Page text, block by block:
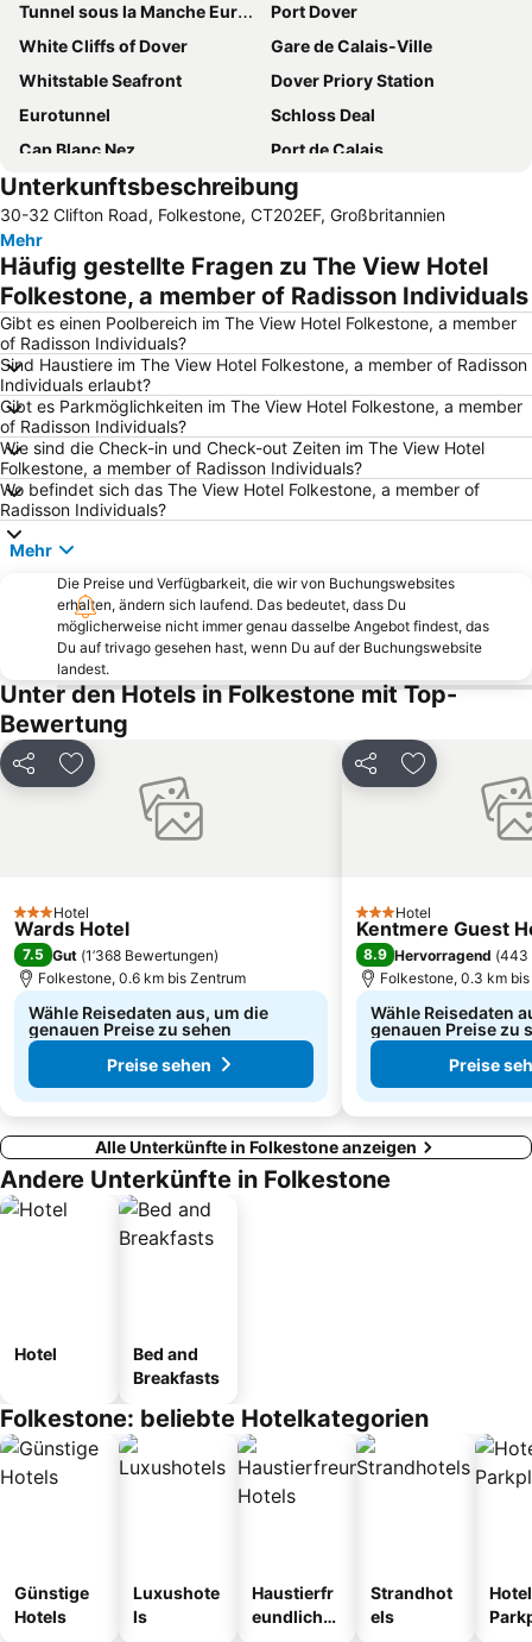
Tunnel sous la Manche Eurotunnel
Port Dover
White Cliffs of Dover
Gare de Calais-Ville
Whitstable Seafront
Dover Priory Station
Eurotunnel
Schloss Deal
Cap Blanc Nez
Port de Calais
Royal St George's Golf Club
Camber Sands
Bodiam Castle
Unterkunftsbeschreibung
30-32 Clifton Road, Folkestone, CT202EF, Großbritannien
Mehr
Häufig gestellte Fragen zu The View Hotel
Folkestone, a member of Radisson Individuals
Gibt es einen Poolbereich im The View Hotel Folkestone, a member
of Radisson Individuals?
Sind Haustiere im The View Hotel Folkestone, a member of Radisson
Individuals erlaubt?
Gibt es Parkmöglichkeiten im The View Hotel Folkestone, a member
of Radisson Individuals?
Wie sind die Check-in und Check-out Zeiten im The View Hotel
Folkestone, a member of Radisson Individuals?
Wo befindet sich das The View Hotel Folkestone, a member of
Radisson Individuals?
Mehr
Die Preise und Verfügbarkeit, die wir von Buchungswebsites
erhalten, ändern sich laufend. Das bedeutet, dass Du
möglicherweise nicht immer genau dasselbe Angebot findest, das
Du auf trivago gesehen hast, wenn Du auf der Buchungswebsite
landest.
Unter den Hotels in Folkestone mit Top-
Bewertung
Teilen Zu Favoriten hinzufügen
3 Sterne
Hotel
Wards Hotel
7.5 Gut (1’368 Bewertungen)
Folkestone, 0.6 km bis Zentrum
Wähle Reisedaten aus, um die
genauen Preise zu sehen
Preise sehen
Teilen Zu Favoriten
3 Sterne
Hotel
Kentmere Guest
8.9 Hervorragend (443
Folkestone, 0.3 km
Wähle Reisedaten
genauen Preise zu
Preise
Alle Unterkünfte in Folkestone anzeigen
Andere Unterkünfte in Folkestone
Hotel
Bed and
Breakfasts
Folkestone: beliebte Hotelkategorien
Günstige
Hotels
Luxushote
ls
Haustierfr
eundliche
Strandhot
els